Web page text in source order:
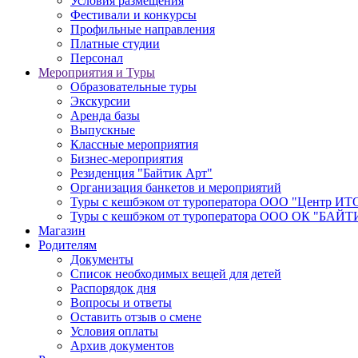
Фестивали и конкурсы
Профильные направления
Платные студии
Персонал
Мероприятия и Туры
Образовательные туры
Экскурсии
Аренда базы
Выпускные
Классные мероприятия
Бизнес-мероприятия
Резиденция "Байтик Арт"
Организация банкетов и мероприятий
Туры с кешбэком от туроператора ООО "Центр
Туры с кешбэком от туроператора ООО ОК
Магазин
Родителям
Документы
Список необходимых вещей для детей
Распорядок дня
Вопросы и ответы
Оставить отзыв о смене
Условия оплаты
Архив документов